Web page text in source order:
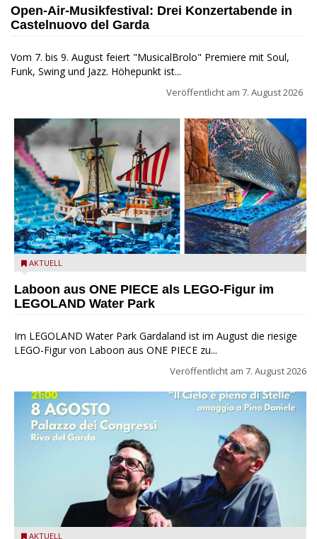
Open-Air-Musikfestival: Drei Konzertabende in
Castelnuovo del Garda
Vom 7. bis 9. August feiert "MusicalBrolo" Premiere mit Soul,
Funk, Swing und Jazz. Höhepunkt ist...
Veröffentlicht am 7. August 2026
Laboon aus ONE PIECE als LEGO-Figur im LEGOLAND Water
AKTUELL
Laboon aus ONE PIECE als LEGO-Figur im
LEGOLAND Water Park
Im LEGOLAND Water Park Gardaland ist im August die riesige
LEGO-Figur von Laboon aus ONE PIECE zu...
Veröffentlicht am 7. August 2026
AKTUELL